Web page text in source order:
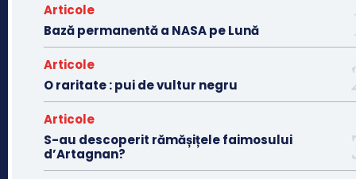
Articole
Bază permanentă a NASA pe Lună
Articole
O raritate : pui de vultur negru
Articole
S-au descoperit rămășițele faimosului
d’Artagnan?